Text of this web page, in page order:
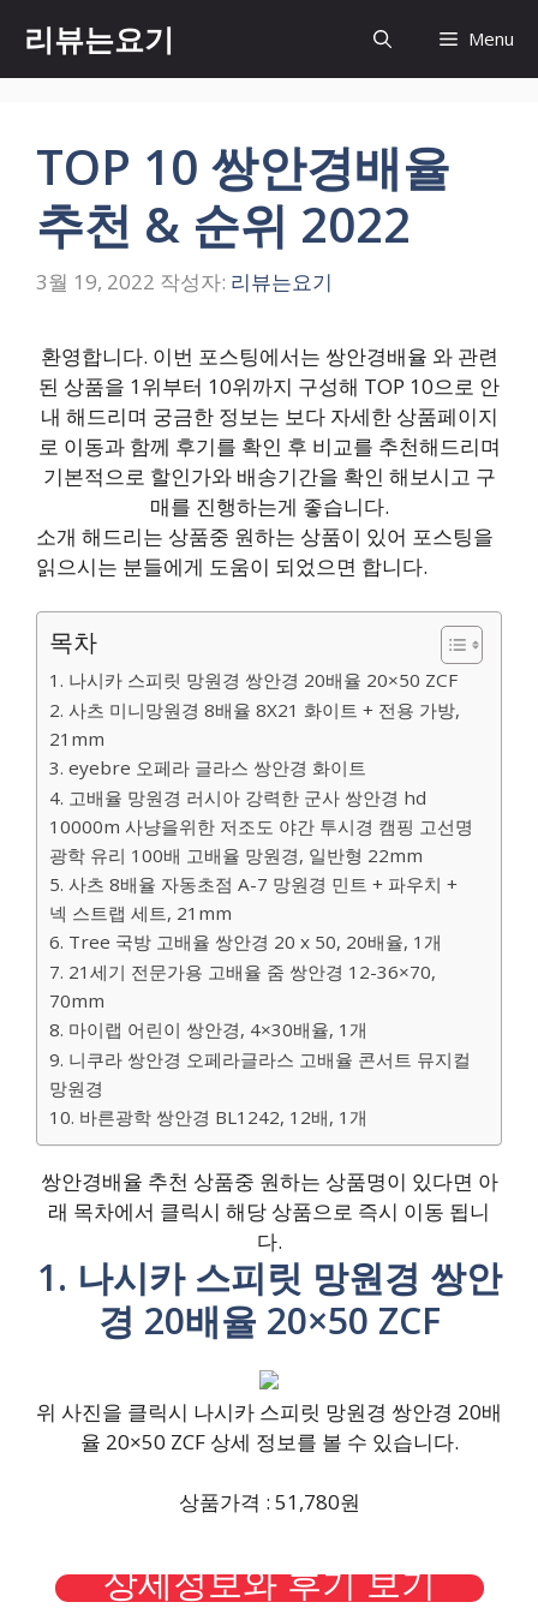
츠
리뷰는요기 Menu
TOP 10 쌍안경배율
추천 & 순위 2022
3월 19, 2022 작성자: 리뷰는요기
환영합니다. 이번 포스팅에서는 쌍안경배율 와 관련
된 상품을 1위부터 10위까지 구성해 TOP 10으로 안
내 해드리며 궁금한 정보는 보다 자세한 상품페이지
로 이동과 함께 후기를 확인 후 비교를 추천해드리며
기본적으로 할인가와 배송기간을 확인 해보시고 구
매를 진행하는게 좋습니다.
소개 해드리는 상품중 원하는 상품이 있어 포스팅을
읽으시는 분들에게 도움이 되었으면 합니다.
목차
1. 나시카 스피릿 망원경 쌍안경 20배율 20×50 ZCF
2. 사츠 미니망원경 8배율 8X21 화이트 + 전용 가방,
21mm
3. eyebre 오페라 글라스 쌍안경 화이트
4. 고배율 망원경 러시아 강력한 군사 쌍안경 hd
10000m 사냥을위한 저조도 야간 투시경 캠핑 고선명
광학 유리 100배 고배율 망원경, 일반형 22mm
5. 사츠 8배율 자동초점 A-7 망원경 민트 + 파우치 +
넥 스트랩 세트, 21mm
6. Tree 국방 고배율 쌍안경 20 x 50, 20배율, 1개
7. 21세기 전문가용 고배율 줌 쌍안경 12-36×70,
70mm
8. 마이랩 어린이 쌍안경, 4×30배율, 1개
9. 니쿠라 쌍안경 오페라글라스 고배율 콘서트 뮤지컬
망원경
10. 바른광학 쌍안경 BL1242, 12배, 1개
쌍안경배율 추천 상품중 원하는 상품명이 있다면 아
래 목차에서 클릭시 해당 상품으로 즉시 이동 됩니
다.
1. 나시카 스피릿 망원경 쌍안
경 20배율 20×50 ZCF
위 사진을 클릭시 나시카 스피릿 망원경 쌍안경 20배
율 20×50 ZCF 상세 정보를 볼 수 있습니다.
상품가격 : 51,780원
상세정보와 후기 보기